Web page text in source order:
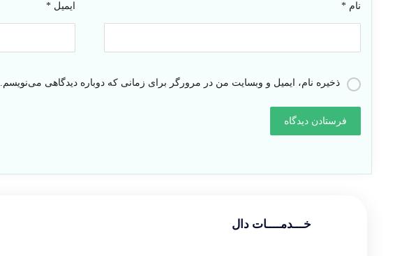
نام* ایمیل *
ذخیره نام، ایمیل و وبسایت من در مرورگر برای زمانی که دوباره دیدگاهی می‌نویسم.
خـــدمــــات دال